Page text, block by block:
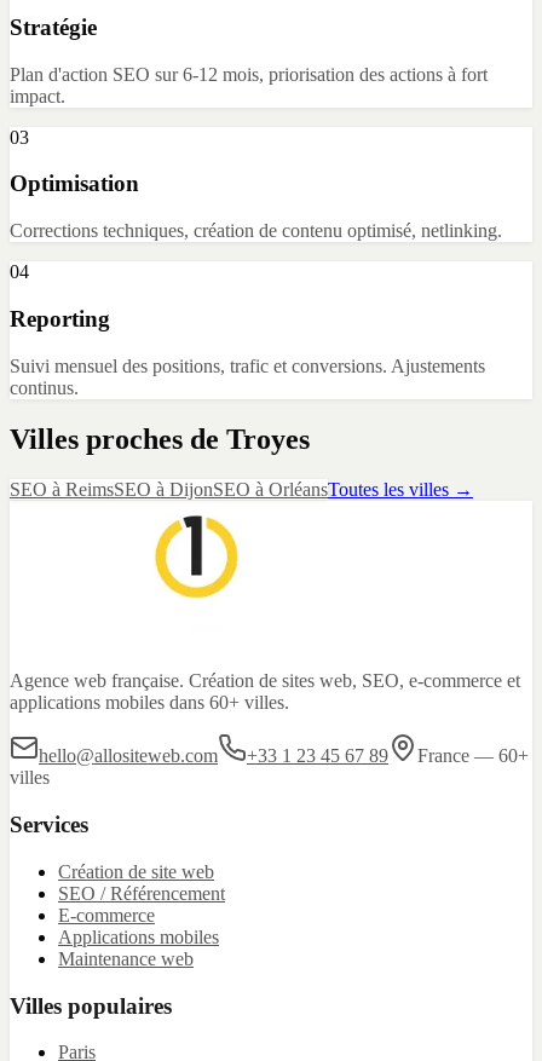
Stratégie
Plan d'action SEO sur 6-12 mois, priorisation des actions à fort
impact.
03
Optimisation
Corrections techniques, création de contenu optimisé, netlinking.
04
Reporting
Suivi mensuel des positions, trafic et conversions. Ajustements
continus.
Villes proches de Troyes
SEO à ReimsSEO à DijonSEO à OrléansToutes les villes →
Agence web française. Création de sites web, SEO, e-commerce et
applications mobiles dans 60+ villes.
hello@allositeweb.com +33 1 23 45 67 89
France — 60+
villes
Services
Création de site web
SEO / Référencement
E-commerce
Applications mobiles
Maintenance web
Villes populaires
Paris